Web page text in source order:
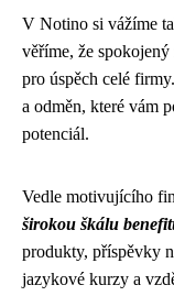
V Notino si vážíme
věříme, že spokojený
pro úspěch celé
a odměn, které vám
potenciál.
Vedle motivujícího
širokou škálu
produkty, příspěvky
jazykové kurzy a